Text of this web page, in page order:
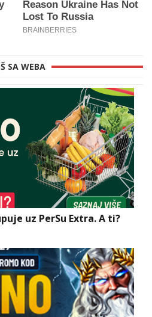
SA WEBA
uz PerSu Extra. A ti?